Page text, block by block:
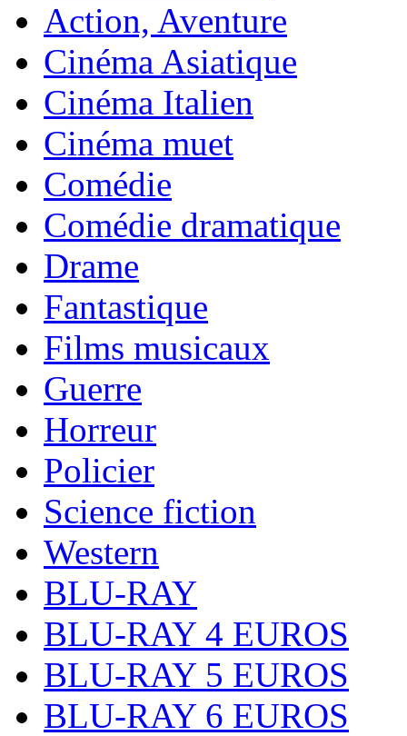
Action, Aventure
Cinéma Asiatique
Cinéma Italien
Cinéma muet
Comédie
Comédie dramatique
Drame
Fantastique
Films musicaux
Guerre
Horreur
Policier
Science fiction
Western
BLU-RAY
BLU-RAY 4 EUROS
BLU-RAY 5 EUROS
BLU-RAY 6 EUROS